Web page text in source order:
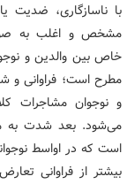
با ناسازگاری، ضدیت
مشخص و اغلب به
خاص بین والدین و
مطرح است؛ فراوانی و
و نوجوان مشاجرات
می‌شود. بعد شدت به
است که در اواسط
بیشتر از فراوانی